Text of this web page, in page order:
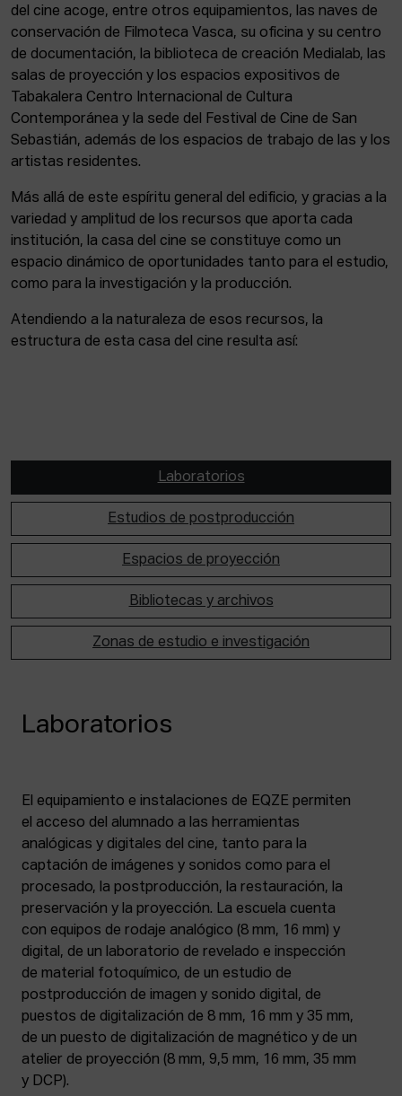
del cine acoge, entre otros equipamientos, las naves de
conservación de Filmoteca Vasca, su oficina y su centro
de documentación, la biblioteca de creación Medialab, las
salas de proyección y los espacios expositivos de
Tabakalera Centro Internacional de Cultura
Contemporánea y la sede del Festival de Cine de San
Sebastián, además de los espacios de trabajo de las y los
artistas residentes.
Más allá de este espíritu general del edificio, y gracias a la
variedad y amplitud de los recursos que aporta cada
institución, la casa del cine se constituye como un
espacio dinámico de oportunidades tanto para el estudio,
como para la investigación y la producción.
Atendiendo a la naturaleza de esos recursos, la
estructura de esta casa del cine resulta así:
Laboratorios
Estudios de postproducción
Espacios de proyección
Bibliotecas y archivos
Zonas de estudio e investigación
Laboratorios
El equipamiento e instalaciones de EQZE permiten
el acceso del alumnado a las herramientas
analógicas y digitales del cine, tanto para la
captación de imágenes y sonidos como para el
procesado, la postproducción, la restauración, la
preservación y la proyección. La escuela cuenta
con equipos de rodaje analógico (8 mm, 16 mm) y
digital, de un laboratorio de revelado e inspección
de material fotoquímico, de un estudio de
postproducción de imagen y sonido digital, de
puestos de digitalización de 8 mm, 16 mm y 35 mm,
de un puesto de digitalización de magnético y de un
atelier de proyección (8 mm, 9,5 mm, 16 mm, 35 mm
y DCP).